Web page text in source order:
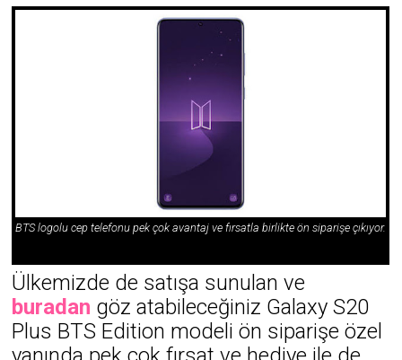
BTS logolu cep telefonu pek çok avantaj ve fırsatla birlikte ön siparişe çıkıyor.
Ülkemizde de satışa sunulan ve
buradan göz atabileceğiniz Galaxy S20
Plus BTS Edition modeli ön siparişe özel